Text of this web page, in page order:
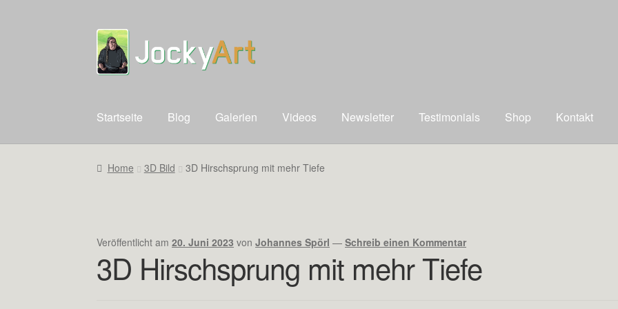
Zur
Navigation
springen
Zum
Inhalt
springen
Startseite Blog Galerien Videos Newsletter Testimonials Shop Kontakt
Home 3D Bild 3D Hirschsprung mit mehr Tiefe
Veröffentlicht am20. Juni 2023 vonJohannes Spörl —Schreib einen Kommentar
3D Hirschsprung mit mehr Tiefe